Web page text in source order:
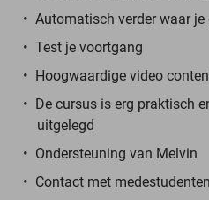
Automatisch verder waar je
Test je voortgang
Hoogwaardige video
De cursus is erg praktisch
uitgelegd
Ondersteuning van Melvin
Contact met medestudenten